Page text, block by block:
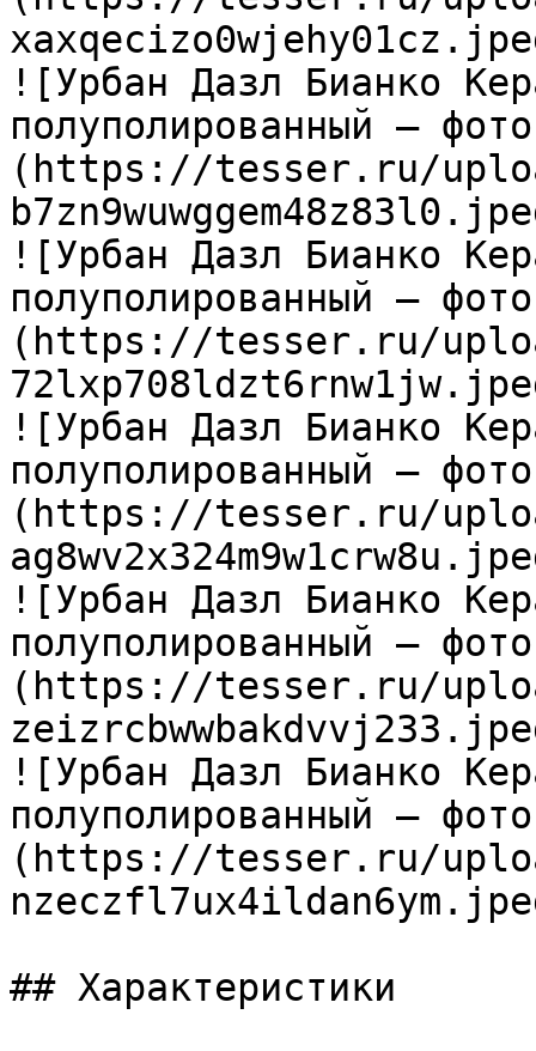
![Урбан Дазл Бианко
полуполированный —
(https://tesser.ru/
![Урбан Дазл Бианко
полуполированный —
(https://tesser.ru/
![Урбан Дазл Бианко
полуполированный —
(https://tesser.ru/
![Урбан Дазл Бианко
полуполированный —
(https://tesser.ru/
![Урбан Дазл Бианко
полуполированный —
(https://tesser.ru/
## Характеристики